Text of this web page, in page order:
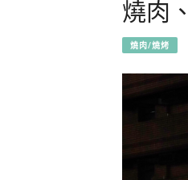
燒肉
燒肉/燒烤